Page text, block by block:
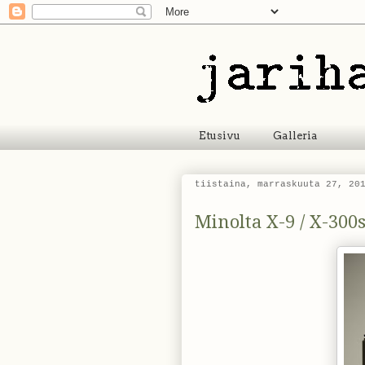
Etusivu Galleria
tiistaina, marraskuuta 27,
Minolta X-9 / X-300s